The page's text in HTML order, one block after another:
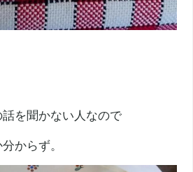
を聞かない人なので
からず。